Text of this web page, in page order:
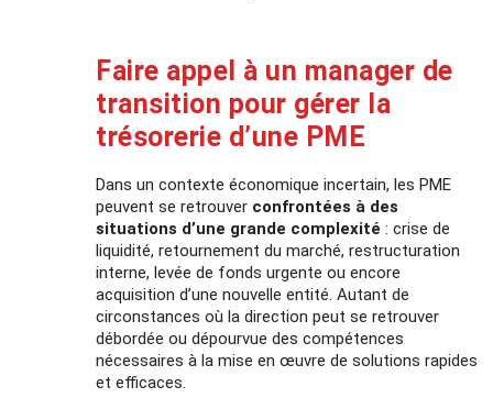
Faire appel à un manager de
transition pour gérer la
trésorerie d’une PME
Dans un contexte économique incertain, les PME
peuvent se retrouver confrontées à des
situations d’une grande complexité : crise de
liquidité, retournement du marché, restructuration
interne, levée de fonds urgente ou encore
acquisition d’une nouvelle entité. Autant de
circonstances où la direction peut se retrouver
débordée ou dépourvue des compétences
nécessaires à la mise en œuvre de solutions rapides
et efficaces.